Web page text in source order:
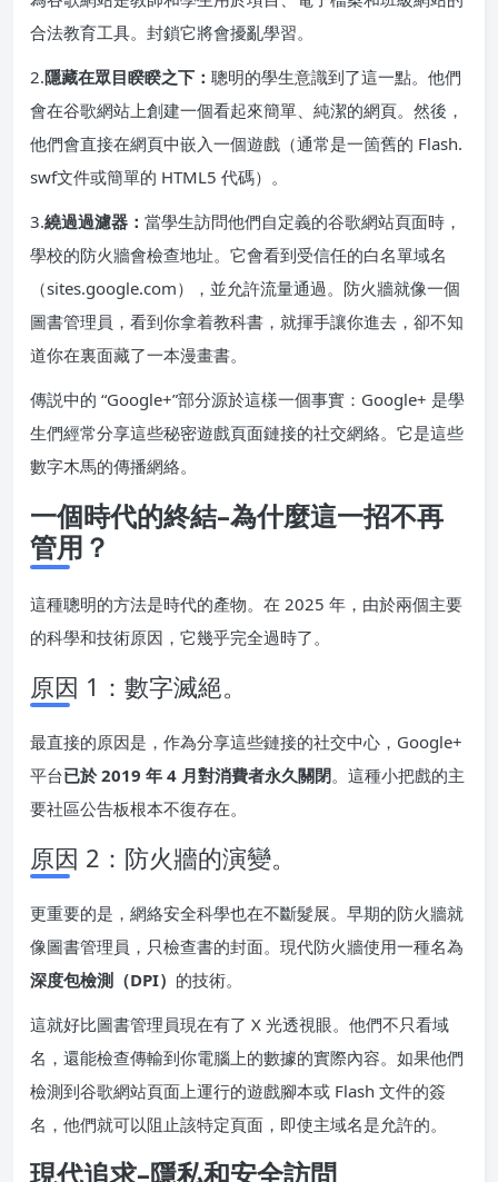
合法教育工具。封鎖它將會擾亂學習。
2.隱藏在眾目睽睽之下： 聰明的學生意識到了這一點。他們
會在谷歌網站上創建一個看起來簡單、純潔的網頁。然後，
他們會直接在網頁中嵌入一個遊戲（通常是一箇舊的 Flash.
swf文件或簡單的 HTML5 代碼）。
3.繞過過濾器： 當學生訪問他們自定義的谷歌網站頁面時，
學校的防火牆會檢查地址。它會看到受信任的白名單域名
（sites.google.com），並允許流量通過。防火牆就像一個
圖書管理員，看到你拿着教科書，就揮手讓你進去，卻不知
道你在裏面藏了一本漫畫書。
傳説中的 “Google+”部分源於這樣一個事實：Google+ 是學
生們經常分享這些秘密遊戲頁面鏈接的社交網絡。它是這些
數字木馬的傳播網絡。
一個時代的終結–為什麼這一招不再
管用？
這種聰明的方法是時代的產物。在 2025 年，由於兩個主要
的科學和技術原因，它幾乎完全過時了。
原因 1：數字滅絕。
最直接的原因是，作為分享這些鏈接的社交中心，Google+
平台已於 2019 年 4 月對消費者永久關閉。這種小把戲的主
要社區公告板根本不復存在。
原因 2：防火牆的演變。
更重要的是，網絡安全科學也在不斷髮展。早期的防火牆就
像圖書管理員，只檢查書的封面。現代防火牆使用一種名為
深度包檢測（DPI） 的技術。
這就好比圖書管理員現在有了 X 光透視眼。他們不只看域
名，還能檢查傳輸到你電腦上的數據的實際內容。如果他們
檢測到谷歌網站頁面上運行的遊戲腳本或 Flash 文件的簽
名，他們就可以阻止該特定頁面，即使主域名是允許的。
現代追求–隱私和安全訪問